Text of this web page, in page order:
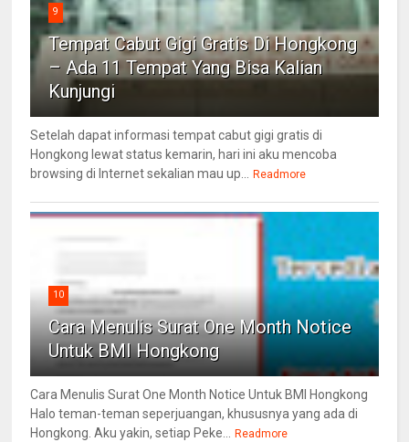
9
Tempat Cabut Gigi Gratis Di Hongkong
– Ada 11 Tempat Yang Bisa Kalian
Kunjungi
Setelah dapat informasi tempat cabut gigi gratis di
Hongkong lewat status kemarin, hari ini aku mencoba
browsing di Internet sekalian mau up... Readmore
10
Cara Menulis Surat One Month Notice
Untuk BMI Hongkong
Cara Menulis Surat One Month Notice Untuk BMI Hongkong
Halo teman-teman seperjuangan, khususnya yang ada di
Hongkong. Aku yakin, setiap Peke... Readmore